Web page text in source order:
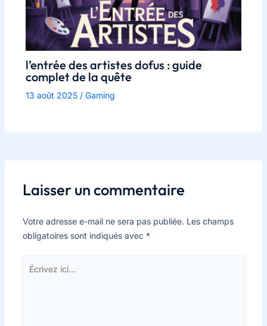
l’entrée des artistes dofus : guide
complet de la quête
13 août 2025 / Gaming
Laisser un commentaire
Votre adresse e-mail ne sera pas publiée. Les champs
obligatoires sont indiqués avec *
Écrivez